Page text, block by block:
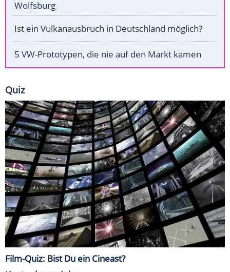
Wolfsburg
Ist ein Vulkanausbruch in Deutschland möglich?
5 VW-Prototypen, die nie auf den Markt kamen
Quiz
Film-Quiz: Bist Du ein Cineast?